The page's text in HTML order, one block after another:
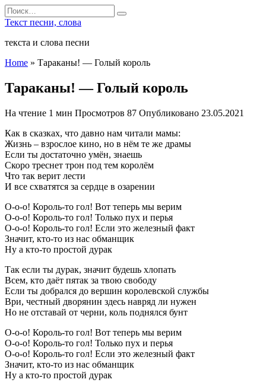
Перейти
к
Search
for:
Текст песни, слова
текста и слова песни
Home » Тараканы! — Голый король
Тараканы! — Голый король
На чтение 1 мин Просмотров 87 Опубликовано 23.05.2021
Как в сказках, что давно нам читали мамы:
Жизнь – взрослое кино, но в нём те же драмы
Если ты достаточно умён, знаешь
Скоро треснет трон под тем королём
Что так верит лести
И все схватятся за сердце в озарении
О-о-о! Король-то гол! Вот теперь мы верим
О-о-о! Король-то гол! Только пух и перья
О-о-о! Король-то гол! Если это железный факт
Значит, кто-то из нас обманщик
Ну а кто-то простой дурак
Так если ты дурак, значит будешь хлопать
Всем, кто даёт пятак за твою свободу
Если ты добрался до вершин королевской службы
Ври, честный дворянин здесь навряд ли нужен
Но не отставай от черни, коль поднялся бунт
О-о-о! Король-то гол! Вот теперь мы верим
О-о-о! Король-то гол! Только пух и перья
О-о-о! Король-то гол! Если это железный факт
Значит, кто-то из нас обманщик
Ну а кто-то простой дурак